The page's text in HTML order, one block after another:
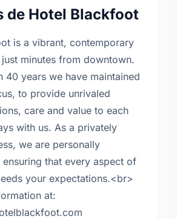
de Hotel Blackfoot
is a vibrant, contemporary
minutes from downtown.
40 years we have maintained
to provide unrivaled
care and value to each
with us. As a privately
we are personally
that every aspect of
your expectations.<br>
at: